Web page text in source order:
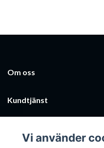
Om oss
Kundtjänst
Vi använder